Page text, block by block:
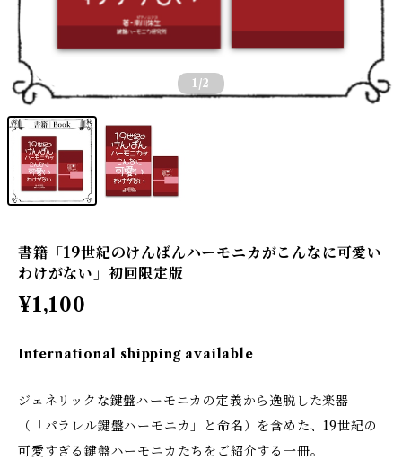
1 /2
書籍「19世紀のけんばんハーモニカがこんなに可愛い
わけがない」初回限定版
¥1,100
International shipping available
ジェネリックな鍵盤ハーモニカの定義から逸脱した楽器
（「パラレル鍵盤ハーモニカ」と命名）を含めた、19世紀の
可愛すぎる鍵盤ハーモニカたちをご紹介する一冊。